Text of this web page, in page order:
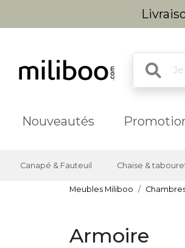
Nouveautés
Canapé & Fauteuil Chaise &
Meubles Miliboo
Armoire